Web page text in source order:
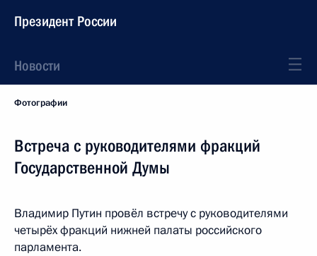
Президент России
Новости
Фотографии
Встреча с руководителями фракций
Государственной Думы
Владимир Путин провёл встречу с руководителями
четырёх фракций нижней палаты российского
парламента.